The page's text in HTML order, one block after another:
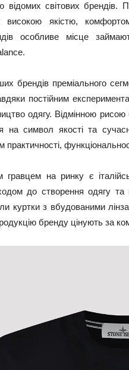
відомих світових
високою якістю,
особливе місце
брендів преміального
постійним
одягу. Відмінною
на символ якості та
практичності,
на ринку є
до створення одягу
куртки з вбудованими
бренду цінують за